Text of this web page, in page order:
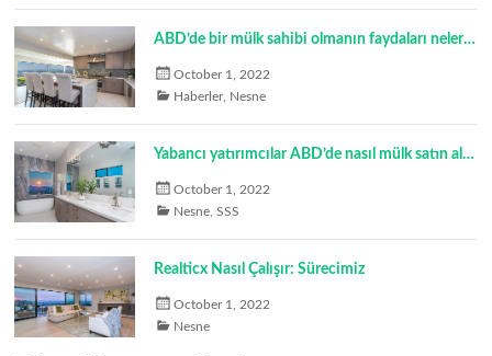
ABD’de bir mülk sahibi olmanın faydaları nelerdir?
October 1, 2022
Haberler, Nesne
Yabancı yatırımcılar ABD’de nasıl mülk satın alabilir?
October 1, 2022
Nesne, SSS
Realticx Nasıl Çalışır: Sürecimiz
October 1, 2022
Nesne